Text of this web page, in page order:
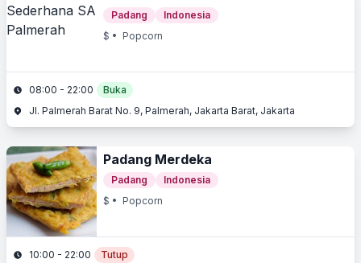
Padang
Indonesia
$ • Popcorn
08:00 - 22:00
Buka
Jl. Palmerah Barat No. 9, Palmerah, Jakarta Barat, Jakarta
Padang Merdeka
Padang
Indonesia
$ • Popcorn
10:00 - 22:00
Tutup